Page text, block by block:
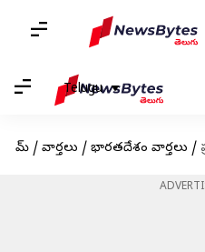
Telugu
హోమ్ / వార్తలు / భారతదేశం వార్తలు /